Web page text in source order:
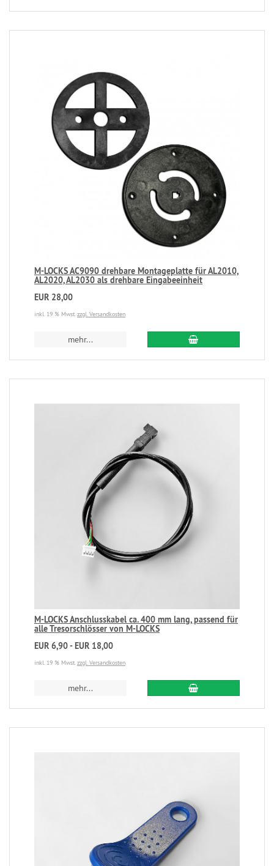
M-LOCKS AC9090 drehbare Montageplatte für AL2010,
AL2020, AL2030 als drehbare Eingabeeinheit
EUR 28,00
inkl. 19 % Mwst.zzgl. Versandkosten
mehr...
M-LOCKS Anschlusskabel ca. 400 mm lang, passend für
alle Tresorschlösser von M-LOCKS
EUR 6,90 - EUR 18,00
inkl. 19 % Mwst.zzgl. Versandkosten
mehr...